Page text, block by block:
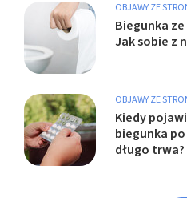
OBJAWY ZE
Biegunka
Jak sobie z
OBJAWY ZE
Kiedy
biegunka
długo trwa?